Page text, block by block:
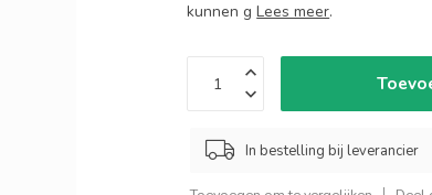
kunnen gLees meer.
In bestelling bij leverancier